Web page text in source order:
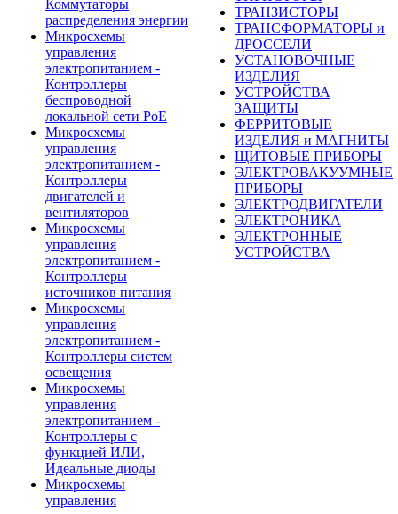
Коммутаторы
распределения энергии
Микросхемы
управления
электропитанием -
Контроллеры
беспроводной
локальной сети PoE
Микросхемы
управления
электропитанием -
Контроллеры
двигателей и
вентиляторов
Микросхемы
управления
электропитанием -
Контроллеры
источников питания
Микросхемы
управления
электропитанием -
Контроллеры систем
освещения
Микросхемы
управления
электропитанием -
Контроллеры с
функцией ИЛИ,
Идеальные диоды
Микросхемы
управления
ТРАНЗИСТОРЫ
ТРАНСФОРМАТОРЫ и
ДРОССЕЛИ
УСТАНОВОЧНЫЕ
ИЗДЕЛИЯ
УСТРОЙСТВА
ЗАЩИТЫ
ФЕРРИТОВЫЕ
ИЗДЕЛИЯ и МАГНИТЫ
ЩИТОВЫЕ ПРИБОРЫ
ЭЛЕКТРОВАКУУМНЫЕ
ПРИБОРЫ
ЭЛЕКТРОДВИГАТЕЛИ
ЭЛЕКТРОНИКА
ЭЛЕКТРОННЫЕ
УСТРОЙСТВА